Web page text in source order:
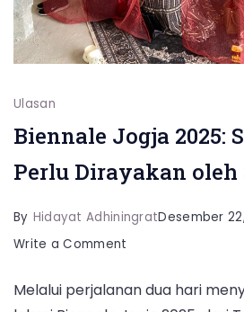
Ulasan
Biennale Jogja 2025:
Perlu Dirayakan oleh
By Hidayat AdhiningratDesember
Write a Comment
Jogja
Melalui perjalanan dua hari